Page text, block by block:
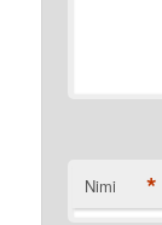
Nimi *